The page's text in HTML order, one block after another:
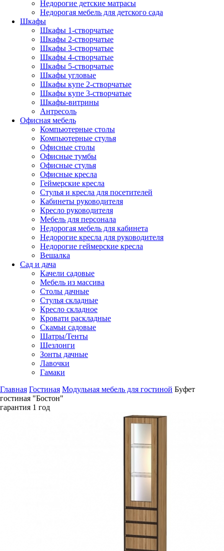
Недорогие детские матрасы
Недорогая мебель для детского сада
Шкафы
Шкафы 1-створчатые
Шкафы 2-створчатые
Шкафы 3-створчатые
Шкафы 4-створчатые
Шкафы 5-створчатые
Шкафы угловые
Шкафы купе 2-створчатые
Шкафы купе 3-створчатые
Шкафы-витрины
Антресоль
Офисная мебель
Компьютерные столы
Компьютерные стулья
Офисные столы
Офисные тумбы
Офисные стулья
Офисные кресла
Геймерские кресла
Стулья и кресла для посетителей
Кабинеты руководителя
Кресло руководителя
Мебель для персонала
Недорогая мебель для кабинета
Недорогие кресла для руководителя
Недорогие геймерские кресла
Вешалка
Сад и дача
Качели садовые
Мебель из массива
Столы дачные
Стулья складные
Кресло складное
Кровати раскладные
Скамьи садовые
Шатры/Тенты
Шезлонги
Зонты дачные
Лавочки
Гамаки
Главная Гостиная Модульная мебель для гостиной Буфет
гостиная "Бостон"
гарантия 1 год